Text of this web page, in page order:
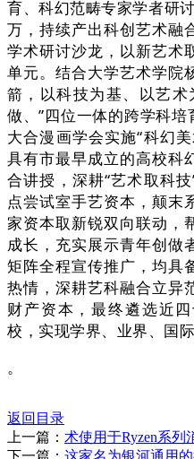
育、科幻范畴专家学者研
万，持续产出科创艺术融
学术研讨沙龙，以新艺术
单元。结合大学艺术学院
箭，以科技为基、以艺
做、”四位一体的跨学科
大合漫画学会实施“科幻
具有市最早成立的高校科
合讲授，深耕“艺术取科
点尝试室手艺资本，颠末
家资本取新锐双向联动，
成长，充实展示青年创做
矩阵全程宣传推广，均具
热情，深耕艺科融合立异
财产资本，最终遴选近
校，实现学界、业界、国
。
返回目录
上一篇： 术使用于Ryzen系列
下一篇： 这家名为银河通用